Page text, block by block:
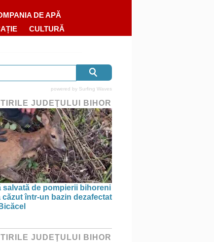
DE APĂ
CULTURĂ
powered by Surfing Waves
JUDEŢULUI BIHOR
salvată de pompierii bihoreni
căzut într-un bazin dezafectat
JUDEŢULUI BIHOR